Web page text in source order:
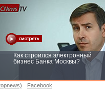
Как строился электронный
бизнес Банка Москвы?
Facebook